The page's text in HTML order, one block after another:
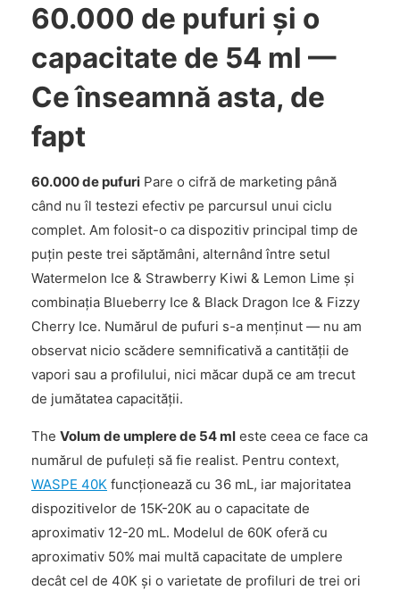
60.000 de pufuri și o
capacitate de 54 ml —
Ce înseamnă asta, de
fapt
60.000 de pufuri Pare o cifră de marketing până
când nu îl testezi efectiv pe parcursul unui ciclu
complet. Am folosit-o ca dispozitiv principal timp de
puțin peste trei săptămâni, alternând între setul
Watermelon Ice & Strawberry Kiwi & Lemon Lime și
combinația Blueberry Ice & Black Dragon Ice & Fizzy
Cherry Ice. Numărul de pufuri s-a menținut — nu am
observat nicio scădere semnificativă a cantității de
vapori sau a profilului, nici măcar după ce am trecut
de jumătatea capacității.
The Volum de umplere de 54 ml este ceea ce face ca
numărul de pufuleți să fie realist. Pentru context,
WASPE 40K funcționează cu 36 mL, iar majoritatea
dispozitivelor de 15K-20K au o capacitate de
aproximativ 12-20 mL. Modelul de 60K oferă cu
aproximativ 50% mai multă capacitate de umplere
decât cel de 40K și o varietate de profiluri de trei ori